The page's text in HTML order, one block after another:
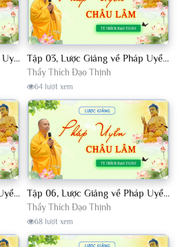
Tập 002, Lược Giảng về Pháp Uyển Châu Lâm, Chủ giảng TT. Thích Đạo Thịnh Tập 03, Lược Giảng về Pháp Uyển Châu Lâm, Chủ giảng TT Thích Đạo Thịnh
Thầy Thích Đạo Thịnh
64 lượt xem
Tập 04, Lược Giảng về Pháp Uyển Châu Lâm, Chủ giảng TT. Thích Đạo Thịnh Tập 06, Lược Giảng về Pháp Uyển Châu Lâm, Chủ giảng TT. Thích Đạo Thịnh
Thầy Thích Đạo Thịnh
68 lượt xem